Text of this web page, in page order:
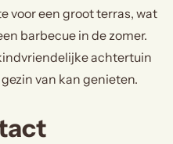
voor een groot terras, wat
barbecue in de zomer.
achtertuin
van kan genieten.